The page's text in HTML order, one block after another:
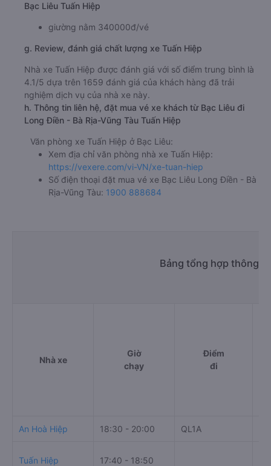
Bạc Liêu Tuấn Hiệp
giường nằm 340000đ/vé
g. Review, đánh giá chất lượng xe Tuấn Hiệp
Nhà xe Tuấn Hiệp được đánh giá với số điểm trung bình là
4.1/5 dựa trên 1659 đánh giá của khách hàng đã trải
nghiệm dịch vụ của nhà xe này.
h. Thông tin liên hệ, đặt mua vé xe khách từ Bạc Liêu đi
Long Điền - Bà Rịa-Vũng Tàu Tuấn Hiệp
Văn phòng xe Tuấn Hiệp ở Bạc Liêu:
Xem địa chỉ văn phòng nhà xe Tuấn Hiệp:
https://vexere.com/vi-VN/xe-tuan-hiep
Số điện thoại đặt mua vé xe Bạc Liêu Long Điền - Bà
Rịa-Vũng Tàu: 1900 888684
Bảng tổng hợp thông
Nhà xe
Giờ
chạy
Điểm
đi
An Hoà Hiệp 18:30 - 20:00 QL1A
Tuấn Hiệp 17:40 - 18:50